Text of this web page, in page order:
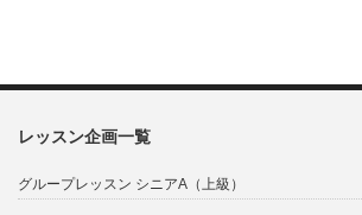
レッスン企画一覧
グループレッスン シニアA（上級）